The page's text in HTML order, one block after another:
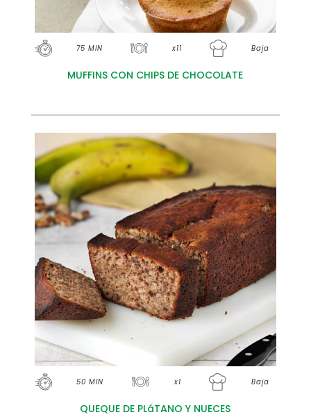
75 MIN x11 Baja
MUFFINS CON CHIPS DE CHOCOLATE
50 MIN x1 Baja
QUEQUE DE PLáTANO Y NUECES